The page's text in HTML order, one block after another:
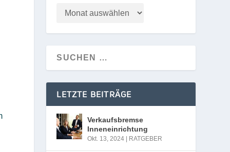
LETZTE BEITRÄGE
Verkaufsbremse
Inneneinrichtung
Okt. 13, 2024 RATGEBER